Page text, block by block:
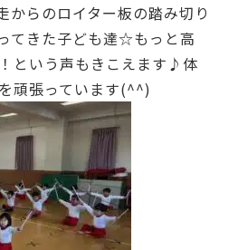
からのロイター板の踏み切り
てきた子ども達☆もっと高
という声もきこえます♪体
頑張っています(^^)